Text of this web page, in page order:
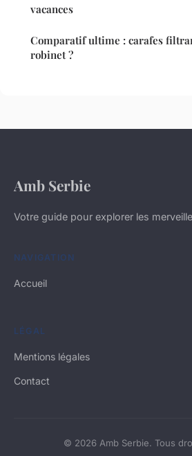
vacances
Comparatif ultime : carafes
robinet ?
Amb Serbie
Votre guide pour explorer les
NAVIGATION
Accueil
LÉGAL
Mentions légales
Contact
© 2026 Amb Serbie. Tous